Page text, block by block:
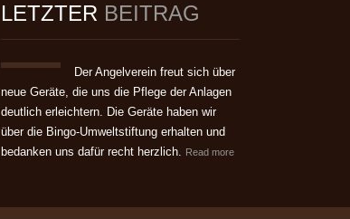
LETZTER BEITRAG
Der Angelverein freut sich über
neue Geräte, die uns die Pflege der Anlagen
deutlich erleichtern. Die Geräte haben wir
über die Bingo-Umweltstiftung erhalten und
bedanken uns dafür recht herzlich. Read more